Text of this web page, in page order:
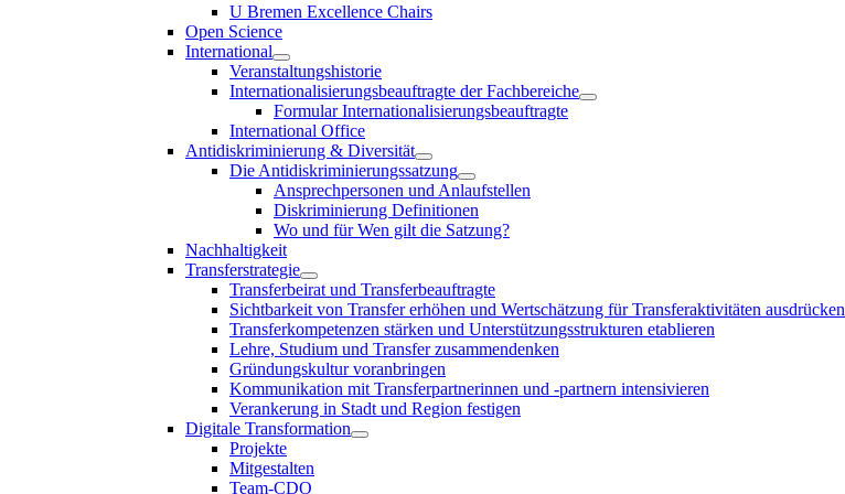
U Bremen Excellence Chairs
Open Science
International
Veranstaltungshistorie
Internationalisierungsbeauftragte der Fachbereiche
Formular Internationalisierungsbeauftragte
International Office
Antidiskriminierung & Diversität
Die Antidiskriminierungssatzung
Ansprechpersonen und Anlaufstellen
Diskriminierung Definitionen
Wo und für Wen gilt die Satzung?
Nachhaltigkeit
Transferstrategie
Transferbeirat und Transferbeauftragte
Sichtbarkeit von Transfer erhöhen und Wertschätzung für Transferaktivitäten ausdrücken
Transferkompetenzen stärken und Unterstützungsstrukturen etablieren
Lehre, Studium und Transfer zusammendenken
Gründungskultur voranbringen
Kommunikation mit Transferpartnerinnen und -partnern intensivieren
Verankerung in Stadt und Region festigen
Digitale Transformation
Projekte
Mitgestalten
Team-CDO